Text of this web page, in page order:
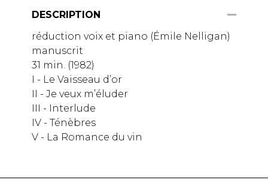
DESCRIPTION
réduction voix et piano (Émile Nelligan)
manuscrit
31 min. (1982)
I - Le Vaisseau d’or
II - Je veux m’éluder
III - Interlude
IV - Ténèbres
V - La Romance du vin